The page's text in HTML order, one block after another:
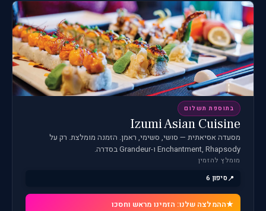
בתוספת תשלום
Izumi Asian Cuisine
מסעדה אסיאתית — סושי, סשימי, ראמן. הזמנה מומלצת. רק על
Enchantment, Rhapsody ו-Grandeur בסדרה.
מומלץ להזמין
סיפון 6
ההמלצה שלנו: הזמינו מראש וחסכו